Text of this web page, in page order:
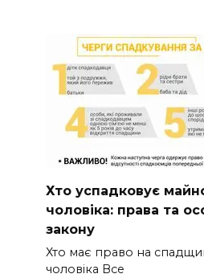
Хто успадковує
чоловіка: права та
закону
Хто має право на
чоловіка Все